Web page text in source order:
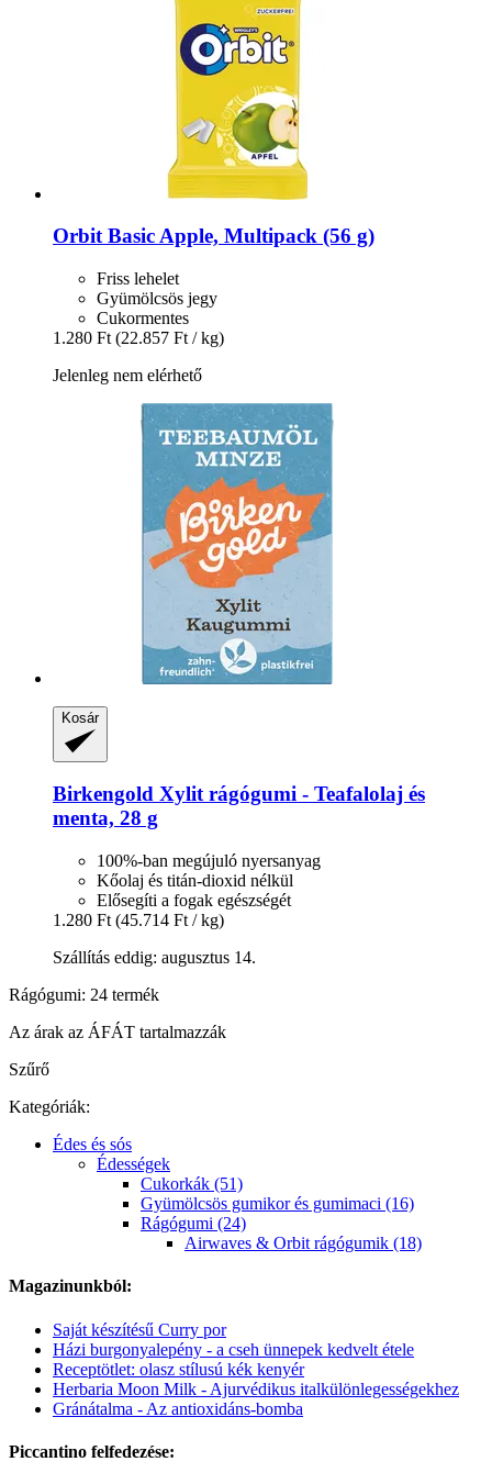
OrbitBasic Apple, Multipack (56 g)
Friss lehelet
Gyümölcsös jegy
Cukormentes
1.280 Ft (22.857 Ft / kg)
Jelenleg nem elérhető
Kosár
Birkengold Xylit rágógumi -​ Teafalolaj és
menta, 28 g
100%-ban megújuló nyersanyag
Kőolaj és titán-dioxid nélkül
Elősegíti a fogak egészségét
1.280 Ft (45.714 Ft / kg)
Szállítás eddig: augusztus 14.
Rágógumi: 24 termék
Az árak az ÁFÁT tartalmazzák
Szűrő
Kategóriák:
Édes és sós
Édességek
Cukorkák (51)
Gyümölcsös gumikor és gumimaci (16)
Rágógumi (24)
Airwaves & Orbit rágógumik (18)
Magazinunkból:
Saját készítésű Curry por
Házi burgonyalepény - a cseh ünnepek kedvelt étele
Receptötlet: olasz stílusú kék kenyér
Herbaria Moon Milk - Ajurvédikus italkülönlegességekhez
Gránátalma - Az antioxidáns-bomba
Piccantino felfedezése: